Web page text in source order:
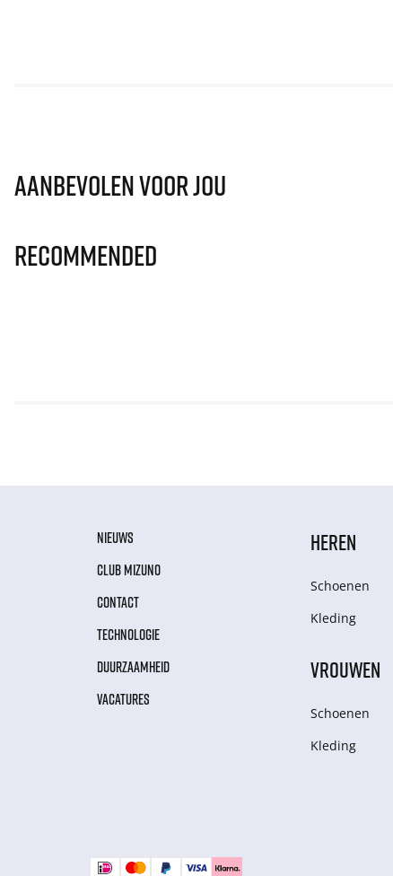
Aanbevolen voor jou
Recommended
NIEUWS
CLUB MIZUNO
CONTACT
TECHNOLOGIE
DUURZAAMHEID
VACATURES
HEREN
Schoenen
Kleding
VROUWEN
Schoenen
Kleding